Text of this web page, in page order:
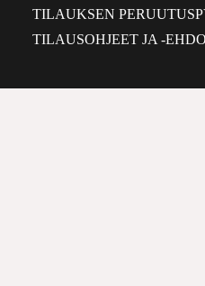
TILAUKSEN
TILAUSOHJEET JA -